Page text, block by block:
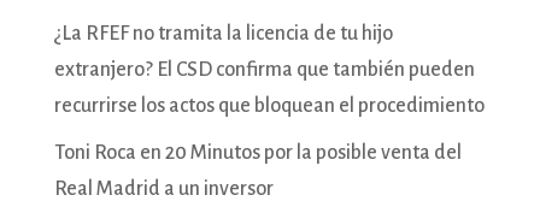
¿La RFEF no tramita la licencia de tu hijo
extranjero? El CSD confirma que también pueden
recurrirse los actos que bloquean el procedimiento
Toni Roca en 20 Minutos por la posible venta del
Real Madrid a un inversor